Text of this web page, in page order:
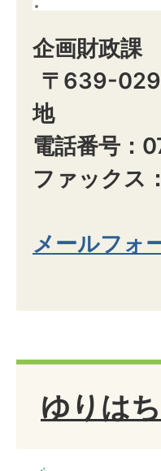
企画財政課
〒639-
地
電話番号：
ファックス
メールフォ
ゆりは